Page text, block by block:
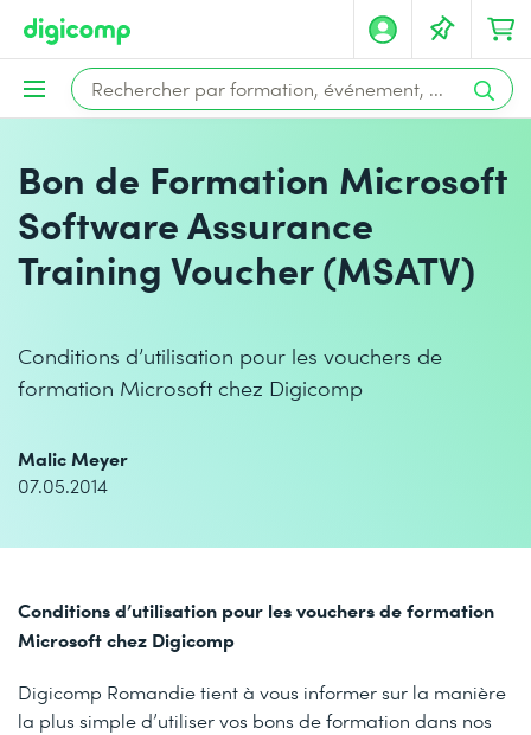
Bon de Formation Microsoft
Software Assurance
Training Voucher (MSATV)
Conditions d’utilisation pour les vouchers de
formation Microsoft chez Digicomp
Malic Meyer
07.05.2014
Conditions d’utilisation pour les vouchers de formation
Microsoft chez Digicomp
Digicomp Romandie tient à vous informer sur la manière
la plus simple d’utiliser vos bons de formation dans nos